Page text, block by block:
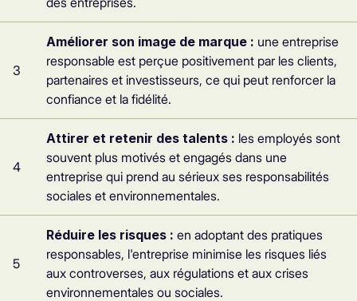
3
Améliorer son image de marque : une entreprise
responsable est perçue positivement par les clients,
partenaires et investisseurs, ce qui peut renforcer la
confiance et la fidélité.
4
Attirer et retenir des talents : les employés sont
souvent plus motivés et engagés dans une
entreprise qui prend au sérieux ses responsabilités
sociales et environnementales.
5
Réduire les risques : en adoptant des pratiques
responsables, l'entreprise minimise les risques liés
aux controverses, aux régulations et aux crises
environnementales ou sociales.